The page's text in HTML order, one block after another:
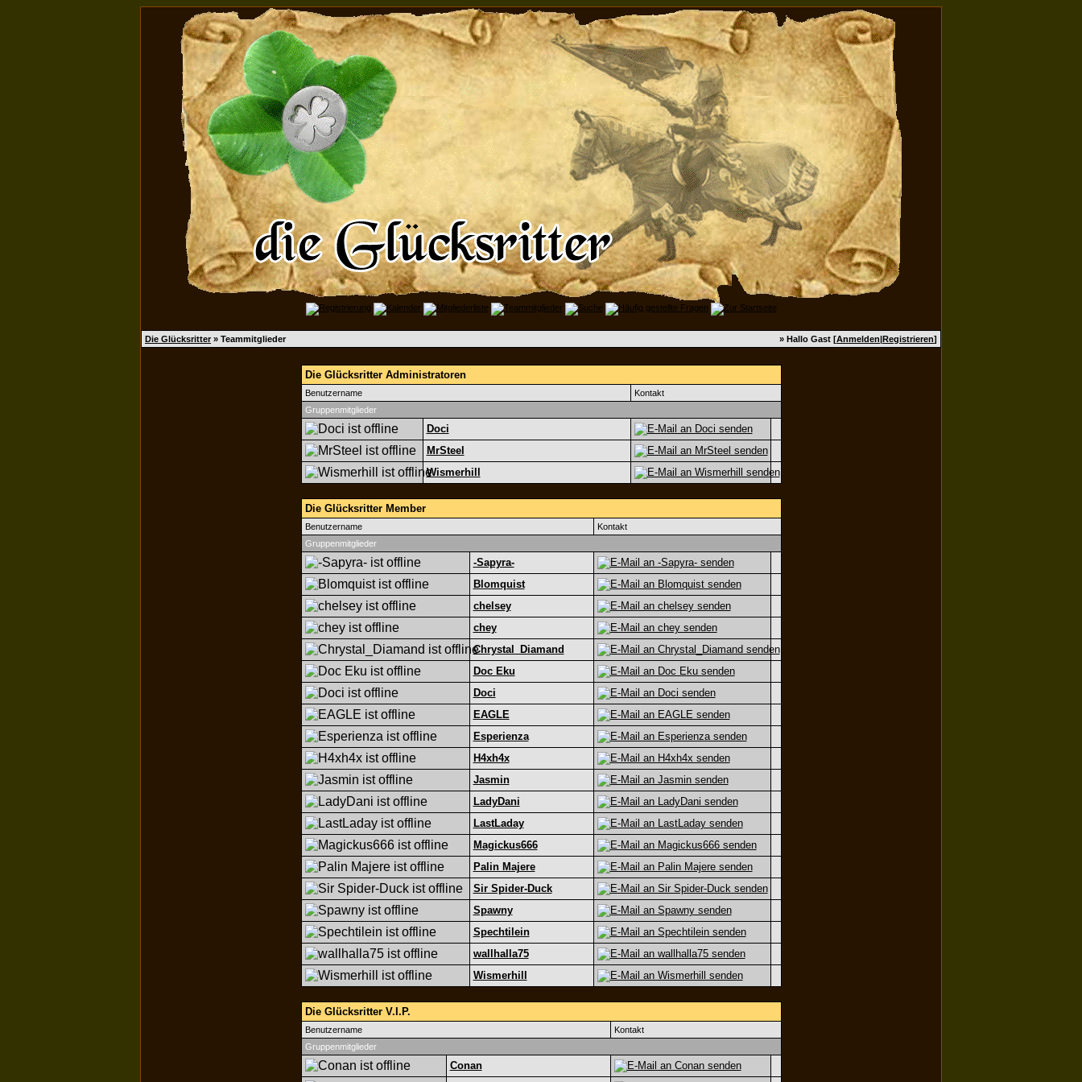
Die Glücksritter » Teammitglieder » Hallo Gast [Anmelden|Registrieren]
Die Glücksritter Administratoren
Benutzername
Kontakt
Gruppenmitglieder
Doci
MrSteel
Wismerhill
Die Glücksritter Member
Benutzername
Kontakt
Gruppenmitglieder
-Sapyra-
Blomquist
chelsey
chey
Chrystal_Diamand
Doc Eku
Doci
EAGLE
Esperienza
H4xh4x
Jasmin
LadyDani
LastLaday
Magickus666
Palin Majere
Sir Spider-Duck
Spawny
Spechtilein
wallhalla75
Wismerhill
Die Glücksritter V.I.P.
Benutzername
Kontakt
Gruppenmitglieder
Conan